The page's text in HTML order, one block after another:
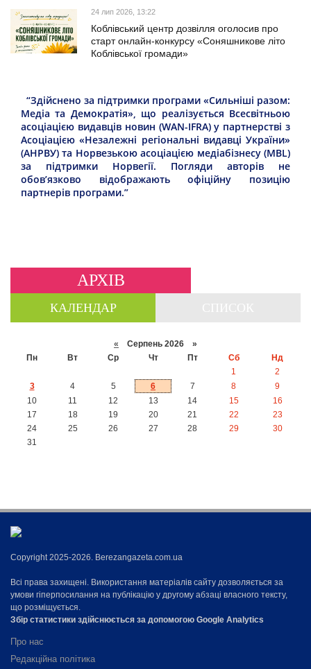
24 лип 2026, 13:22
Коблівський центр дозвілля оголосив про
старт онлайн-конкурсу «Соняшникове літо
Коблівської громади»
“Здійснено за підтримки програми «Сильніші разом:
Медіа та Демократія», що реалізується Всесвітньою
асоціацією видавців новин (WAN-IFRA) у партнерстві з
Асоціацією «Незалежні регіональні видавці України»
(АНРВУ) та Норвезькою асоціацією медіабізнесу (MBL)
за підтримки Норвегії. Погляди авторів не
обов’язково відображають офіційну позицію
партнерів програми.”
АРХІВ
КАЛЕНДАР
« Серпень 2026 »
Пн
Вт Ср Чт Пт Сб
Нд
1
2
3
4 5 6 7 8
9
10
11 12 13 14 15
16
17
18 19 20 21 22
23
24
25 26 27 28 29
30
31
Copyright 2025-2026. Berezangazeta.com.ua
Всі права захищені. Використання матеріалів сайту дозволяється за
умови гіперпосилання на публікацію у другому абзаці власного тексту,
що розміщується.
Збір статистики здійснюється за допомогою Google Analytics
Про нас
Редакційна політика